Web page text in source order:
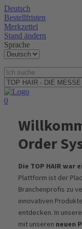
Deutsch
Bestellfristen
Merkzettel
Stand ändern
Sprache
0
Order
Die TOP HAIR war
Plattform ist der
Branchenprofis zu
innovativen
entdecken. In
mit unseren neuen